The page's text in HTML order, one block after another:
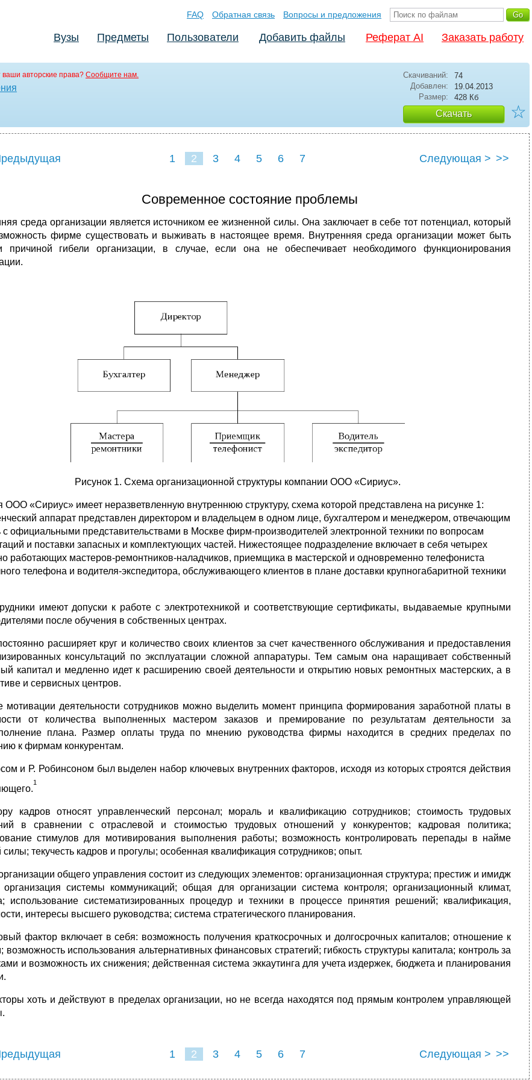
FAQ Обратная связь Вопросы и предложения
Вузы Предметы Пользователи Добавить файлы Реферат AI Заказать работу
авторские права? Сообщите нам. Скачиваний:
74
Добавлен:
19.04.2013
Размер:
428 Кб
Скачать ☆
1 2 3 4 5 6 7 Следующая > >>
Современное состояние проблемы
среда организации является источником ее жизненной силы. Она заключает в себе тот потенциал, который
фирме существовать и выживать в настоящее время. Внутренняя среда организации может быть
причиной гибели организации, в случае, если она не обеспечивает необходимого функционирования
Рисунок 1. Схема организационной структуры компании ООО «Сириус».
ООО «Сириус» имеет неразветвленную внутреннюю структуру, схема которой представлена на рисунке 1:
аппарат представлен директором и владельцем в одном лице, бухгалтером и менеджером, отвечающим
с официальными представительствами в Москве фирм-производителей электронной техники по вопросам
и поставки запасных и комплектующих частей. Нижестоящее подразделение включает в себя четырех
работающих мастеров-ремонтников-наладчиков, приемщика в мастерской и одновременно телефониста
телефона и водителя-экспедитора, обслуживающего клиентов в плане доставки крупногабаритной техники
имеют допуски к работе с электротехникой и соответствующие сертификаты, выдаваемые крупными
после обучения в собственных центрах.
расширяет круг и количество своих клиентов за счет качественного обслуживания и предоставления
консультаций по эксплуатации сложной аппаратуры. Тем самым она наращивает собственный
капитал и медленно идет к расширению своей деятельности и открытию новых ремонтных мастерских, а в
и сервисных центров.
мотивации деятельности сотрудников можно выделить момент принципа формирования заработной платы в
от количества выполненных мастером заказов и премирование по результатам деятельности за
плана. Размер оплаты труда по мнению руководства фирмы находится в средних пределах по
к фирмам конкурентам.
и Р. Робинсоном был выделен набор ключевых внутренних факторов, исходя из которых строятся действия
1
кадров относят управленческий персонал; мораль и квалификацию сотрудников; стоимость трудовых
в сравнении с отраслевой и стоимостью трудовых отношений у конкурентов; кадровая политика;
стимулов для мотивирования выполнения работы; возможность контролировать перепады в найме
силы; текучесть кадров и прогулы; особенная квалификация сотрудников; опыт.
общего управления состоит из следующих элементов: организационная структура; престиж и имидж
системы коммуникаций; общая для организации система контроля; организационный климат,
использование систематизированных процедур и техники в процессе принятия решений; квалификация,
интересы высшего руководства; система стратегического планирования.
фактор включает в себя: возможность получения краткосрочных и долгосрочных капиталов; отношение к
возможность использования альтернативных финансовых стратегий; гибкость структуры капитала; контроль за
и возможность их снижения; действенная система эккаутинга для учета издержек, бюджета и планирования
хоть и действуют в пределах организации, но не всегда находятся под прямым контролем управляющей
1 2 3 4 5 6 7 Следующая > >>